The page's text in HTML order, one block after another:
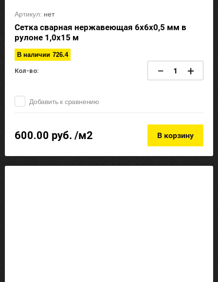
Артикул: нет
Сетка сварная нержавеющая 6х6х0,5 мм в
рулоне 1,0х15 м
В наличии 726.4
Кол-во: − +
Добавить к сравнению
600.00 руб. /м2 В корзину